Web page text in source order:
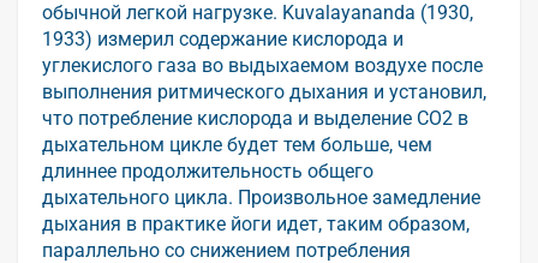
обычной легкой нагрузке. Kuvalayananda (1930,
1933) измерил содержание кислорода и
углекислого газа во выдыхаемом воздухе после
выполнения ритмического дыхания и установил,
что потребление кислорода и выделение CO2 в
дыхательном цикле будет тем больше, чем
длиннее продолжительность общего
дыхательного цикла. Произвольное замедление
дыхания в практике йоги идет, таким образом,
параллельно со снижением потребления